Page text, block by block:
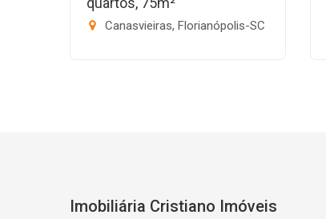
Canasvieiras, Florianópolis-SC
Imobiliária Cristiano Imóveis